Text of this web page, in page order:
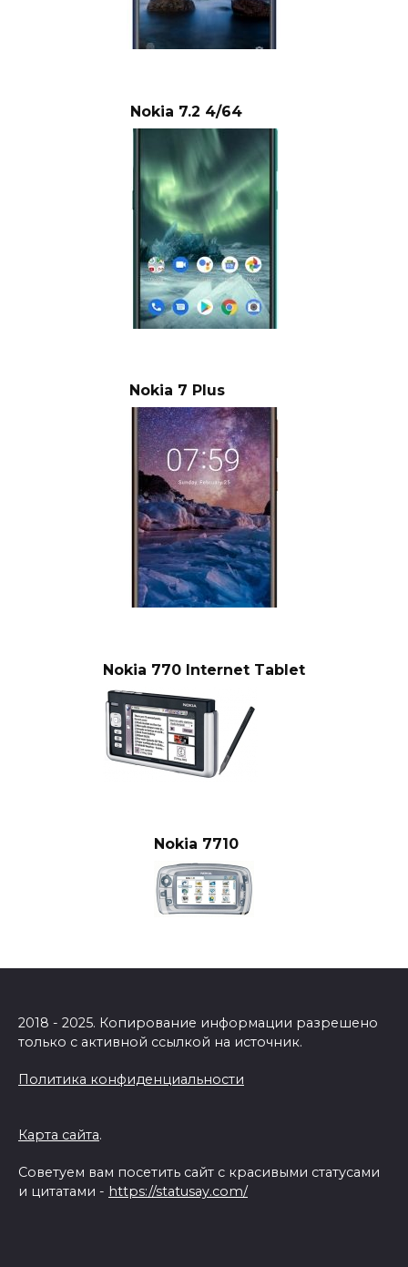
Nokia 7.2 4/64
Nokia 7 Plus
Nokia 770 Internet Tablet
Nokia 7710
2018 - 2025. Копирование информации разрешено
только с активной ссылкой на источник.
Политика конфиденциальности
Карта сайта.
Советуем вам посетить сайт с красивыми статусами
и цитатами - https://statusay.com/